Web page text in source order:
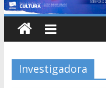
Investigadora